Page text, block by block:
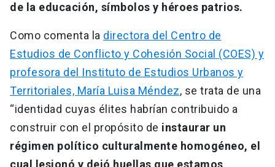
de la educación, símbolos y héroes patrios.
Como comenta la directora del Centro de
Estudios de Conflicto y Cohesión Social (COES) y
profesora del Instituto de Estudios Urbanos y
Territoriales, María Luisa Méndez, se trata de una
“identidad cuyas élites habrían contribuido a
construir con el propósito de instaurar un
régimen político culturalmente homogéneo, el
cual lesionó y dejó huellas que estamos